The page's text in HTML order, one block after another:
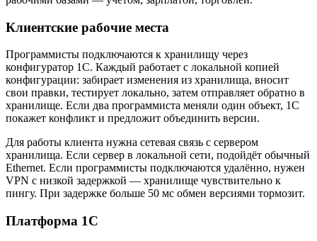
Клиентские рабочие места
Программисты подключаются к хранилищу через
конфигуратор 1С. Каждый работает с локальной копией
конфигурации: забирает изменения из хранилища, вносит
свои правки, тестирует локально, затем отправляет обратно в
хранилище. Если два программиста меняли один объект, 1С
покажет конфликт и предложит объединить версии.
Для работы клиента нужна сетевая связь с сервером
хранилища. Если сервер в локальной сети, подойдёт обычный
Ethernet. Если программисты подключаются удалённо, нужен
VPN с низкой задержкой — хранилище чувствительно к
пингу. При задержке больше 50 мс обмен версиями тормозит.
Платформа 1С